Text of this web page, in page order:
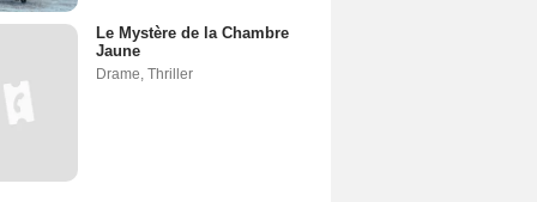
Le Mystère de la Chambre
Jaune
Drame Thriller